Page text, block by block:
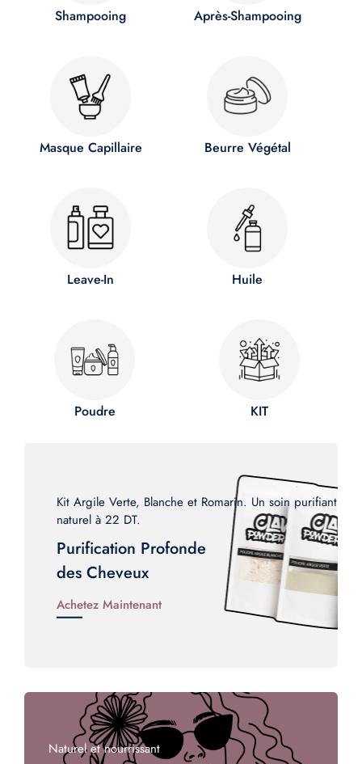
Shampooing Après-Shampooing
Masque Capillaire Beurre Végétal
Leave-In Huile
Poudre KIT
Kit Argile Verte, Blanche et Romarin. Un soin purifiant
naturel à 22 DT.
Purification Profonde
des Cheveux
Achetez Maintenant
Naturel et nourrissant